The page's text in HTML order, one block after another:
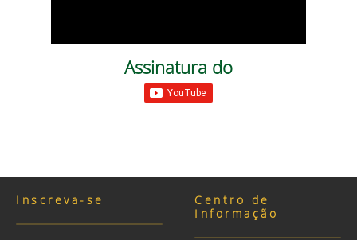
Assinatura do
Inscreva-se
Centro de
Informação